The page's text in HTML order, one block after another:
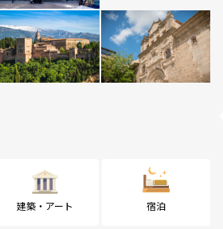
建築・アート 宿泊